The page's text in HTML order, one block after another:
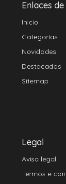
Enlaces
Inicio
Categorías
Novidades
Destacados
Sitemap
Legal
Aviso legal
Termos e